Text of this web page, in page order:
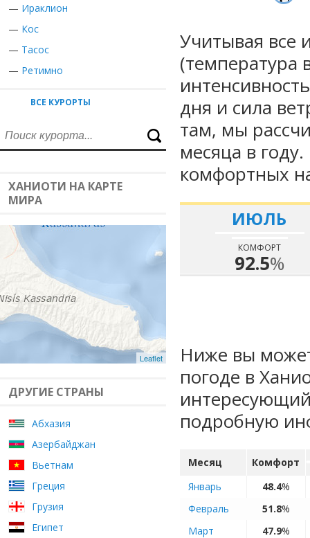
— Ираклион
— Кос
— Тасос
— Ретимно
ВСЕ КУРОРТЫ
ХАНИОТИ НА КАРТЕ
МИРА
Leaflet
ДРУГИЕ СТРАНЫ
Абхазия
Азербайджан
Вьетнам
Греция
Грузия
Египет
Учитывая все
(температура
дня и сила
там, мы
месяца в
комфортных
ИЮЛЬ
КОМФОРТ
92.5%
Ниже вы
погоде в
подробную
Месяц
Комфорт
Январь
48.4%
Февраль
51.8%
Март
47.9%